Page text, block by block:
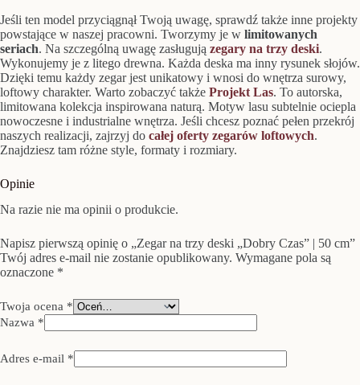
Jeśli ten model przyciągnął Twoją uwagę, sprawdź także inne projekty
powstające w naszej pracowni. Tworzymy je w limitowanych
seriach. Na szczególną uwagę zasługują zegary na trzy deski.
Wykonujemy je z litego drewna. Każda deska ma inny rysunek słojów.
Dzięki temu każdy zegar jest unikatowy i wnosi do wnętrza surowy,
loftowy charakter. Warto zobaczyć także Projekt Las. To autorska,
limitowana kolekcja inspirowana naturą. Motyw lasu subtelnie ociepla
nowoczesne i industrialne wnętrza. Jeśli chcesz poznać pełen przekrój
naszych realizacji, zajrzyj do całej oferty zegarów loftowych.
Znajdziesz tam różne style, formaty i rozmiary.
Opinie
Na razie nie ma opinii o produkcie.
Napisz pierwszą opinię o „Zegar na trzy deski „Dobry Czas” | 50 cm”
Twój adres e-mail nie zostanie opublikowany. Wymagane pola są
oznaczone *
Twoja ocena *
Nazwa *
Adres e-mail *